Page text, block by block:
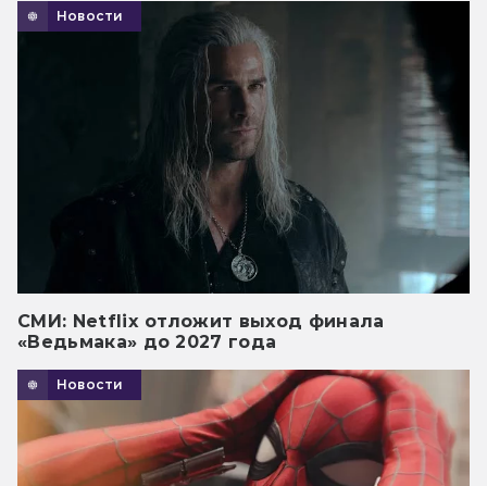
Новости
СМИ: Netflix отложит выход финала
«Ведьмака» до 2027 года
Новости